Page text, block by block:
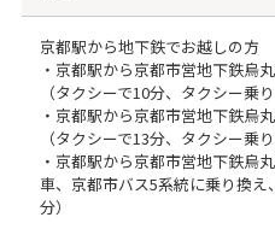
京都駅から地下鉄でお越しの方
・京都駅から京都市営地下鉄烏
（タクシーで10分、タクシー乗り
・京都駅から京都市営地下鉄烏
（タクシーで13分、タクシー乗り
・京都駅から京都市営地下鉄烏
車、京都市バス5系統に乗り換
分）